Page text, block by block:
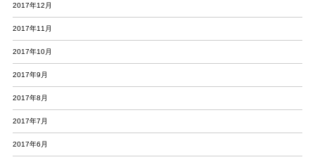
2017年12月
2017年11月
2017年10月
2017年9月
2017年8月
2017年7月
2017年6月